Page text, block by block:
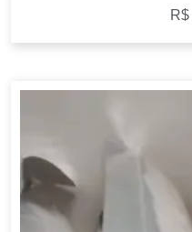
R$